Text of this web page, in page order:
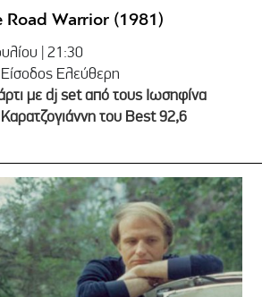
Road Warrior (1981)
| 21:30
Ελεύθερη
με dj set από τους Ιωσηφίνα
του Best 92,6